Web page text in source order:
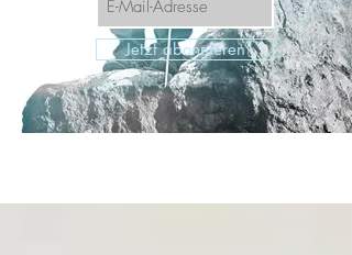
Jetzt abonnieren